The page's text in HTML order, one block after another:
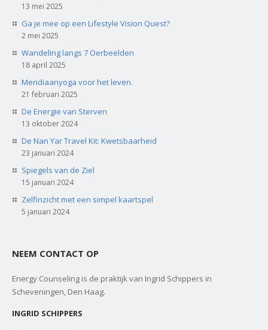
13 mei 2025
Ga je mee op een Lifestyle Vision Quest?
2 mei 2025
Wandeling langs 7 Oerbeelden
18 april 2025
Meridiaanyoga voor het leven.
21 februari 2025
De Energie van Sterven
13 oktober 2024
De Nan Yar Travel Kit: Kwetsbaarheid
23 januari 2024
Spiegels van de Ziel
15 januari 2024
Zelfinzicht met een simpel kaartspel
5 januari 2024
NEEM CONTACT OP
Energy Counseling is de praktijk van Ingrid Schippers in
Scheveningen, Den Haag.
INGRID SCHIPPERS